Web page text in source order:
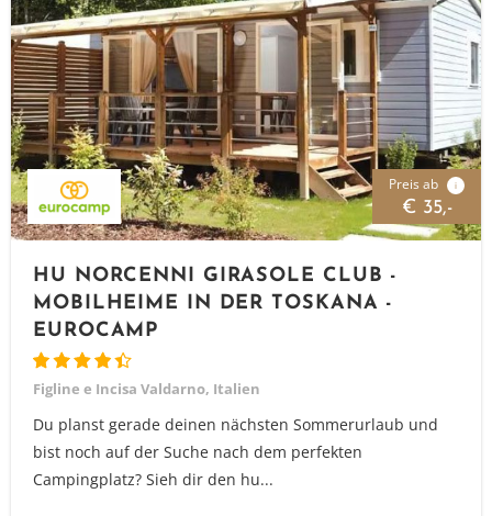
Preis ab i
€ 35,-
HU NORCENNI GIRASOLE CLUB -
MOBILHEIME IN DER TOSKANA -
EUROCAMP
Figline e Incisa Valdarno, Italien
Du planst gerade deinen nächsten Sommerurlaub und
bist noch auf der Suche nach dem perfekten
Campingplatz? Sieh dir den hu...